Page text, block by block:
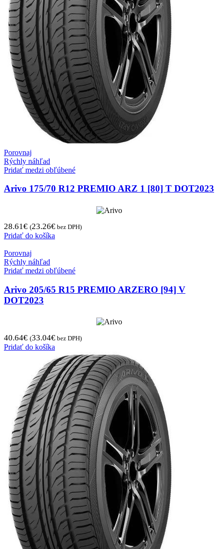
Porovnaj
Rýchly náhľad
Pridať medzi obľúbené
Arivo 175/70 R12 PREMIO ARZ 1 [80] T DOT2023
28.61€ (23.26€ bez DPH)
Pridať do košíka
Porovnaj
Rýchly náhľad
Pridať medzi obľúbené
Arivo 205/65 R15 PREMIO ARZERO [94] V
DOT2023
40.64€ (33.04€ bez DPH)
Pridať do košíka